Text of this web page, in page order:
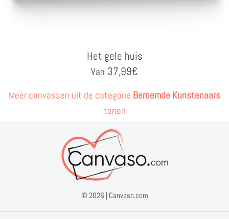
Het gele huis
Van 37,99€
Meer canvassen uit de categorie Beroemde Kunstenaars
tonen
© 2026 | Canvaso.com